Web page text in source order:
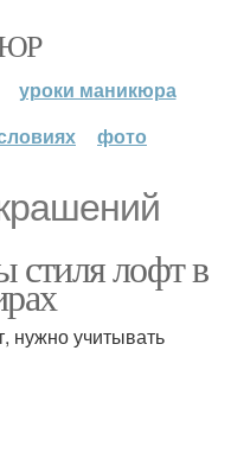
уроки маникюра
фото
стиля лофт в
нужно учитывать